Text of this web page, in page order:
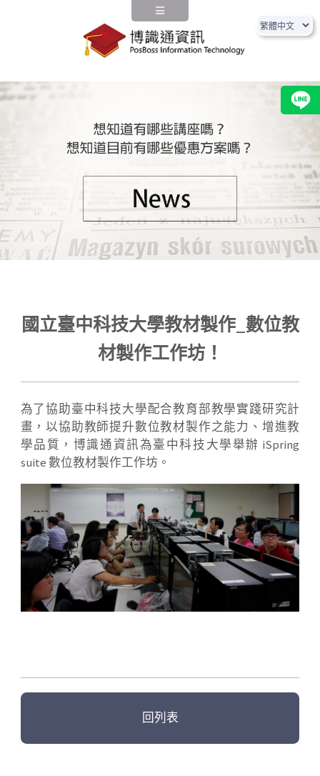
國立臺中科技大學教材製作_數位教
材製作工作坊！
為了協助臺中科技大學配合教育部教學實踐研究計
畫，以協助教師提升數位教材製作之能力、增進教
學品質，博識通資訊為臺中科技大學舉辦 iSpring
suite 數位教材製作工作坊。
回列表